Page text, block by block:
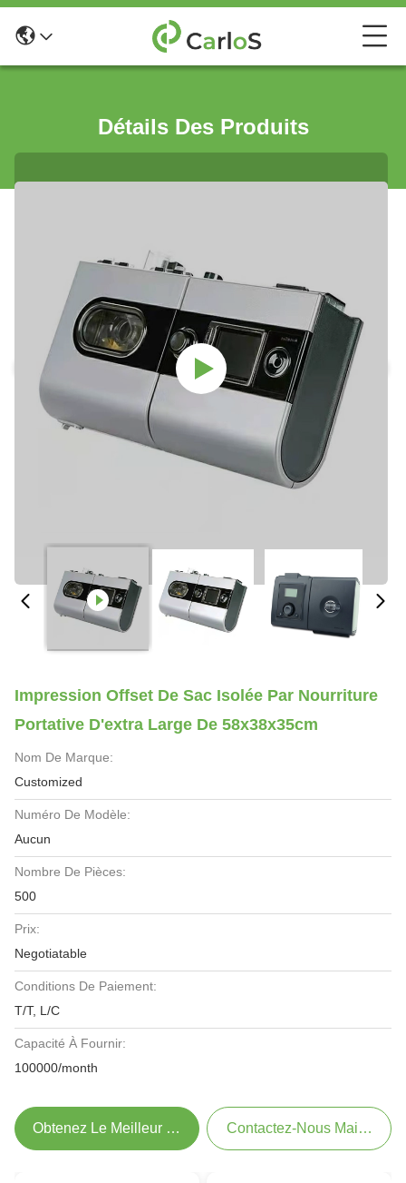
Détails Des Produits
Impression Offset De Sac Isolée Par Nourriture
Portative D'extra Large De 58x38x35cm
Nom De Marque:
Customized
Numéro De Modèle:
Aucun
Nombre De Pièces:
500
Prix:
Negotiatable
Conditions De Paiement:
T/T, L/C
Capacité À Fournir:
100000/month
Obtenez Le Meilleur Prix Contactez-Nous Maintenant